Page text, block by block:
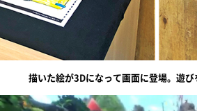
描いた絵が3Dになって画面に登場。遊